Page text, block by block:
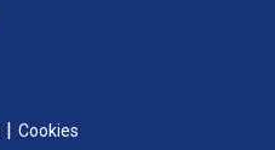
Cookies